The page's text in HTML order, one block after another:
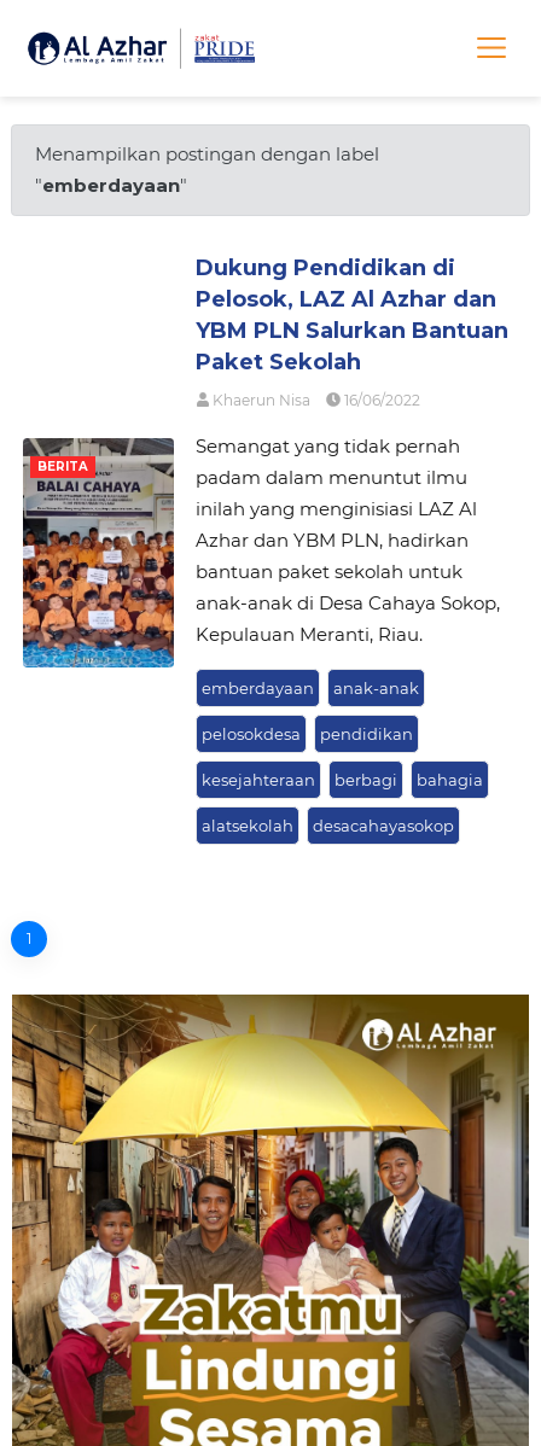
Menampilkan postingan dengan label
"emberdayaan"
BERITA
Dukung Pendidikan di
Pelosok, LAZ Al Azhar dan
YBM PLN Salurkan Bantuan
Paket Sekolah
Khaerun Nisa 16/06/2022
Semangat yang tidak pernah
padam dalam menuntut ilmu
inilah yang menginisiasi LAZ Al
Azhar dan YBM PLN, hadirkan
bantuan paket sekolah untuk
anak-anak di Desa Cahaya Sokop,
Kepulauan Meranti, Riau.
emberdayaan anak-anak
pelosokdesa pendidikan
kesejahteraan berbagi bahagia
alatsekolah desacahayasokop
1